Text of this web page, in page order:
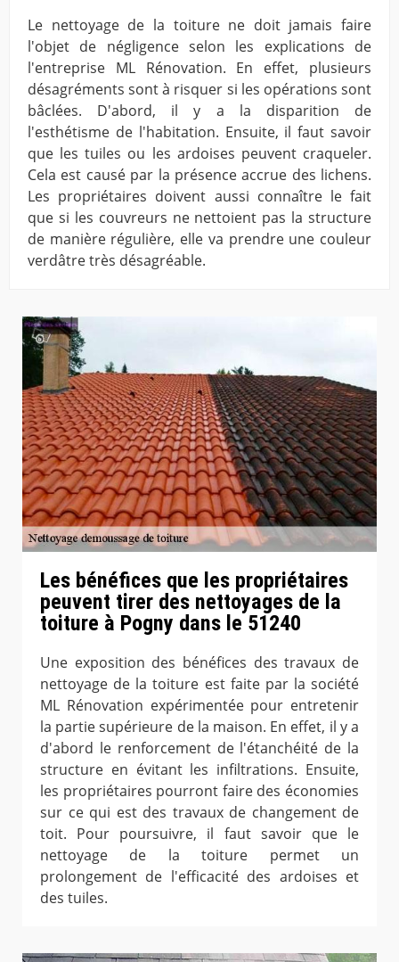
Le nettoyage de la toiture ne doit jamais faire
l'objet de négligence selon les explications de
l'entreprise ML Rénovation. En effet, plusieurs
désagréments sont à risquer si les opérations sont
bâclées. D'abord, il y a la disparition de
l'esthétisme de l'habitation. Ensuite, il faut savoir
que les tuiles ou les ardoises peuvent craqueler.
Cela est causé par la présence accrue des lichens.
Les propriétaires doivent aussi connaître le fait
que si les couvreurs ne nettoient pas la structure
de manière régulière, elle va prendre une couleur
verdâtre très désagréable.
Les bénéfices que les propriétaires
peuvent tirer des nettoyages de la
toiture à Pogny dans le 51240
Une exposition des bénéfices des travaux de
nettoyage de la toiture est faite par la société
ML Rénovation expérimentée pour entretenir
la partie supérieure de la maison. En effet, il y a
d'abord le renforcement de l'étanchéité de la
structure en évitant les infiltrations. Ensuite,
les propriétaires pourront faire des économies
sur ce qui est des travaux de changement de
toit. Pour poursuivre, il faut savoir que le
nettoyage de la toiture permet un
prolongement de l'efficacité des ardoises et
des tuiles.